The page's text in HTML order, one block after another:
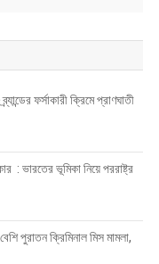
ফর্সাকারী ক্রিমে প্রাণঘাতী
: ভারতের ভূমিকা নিয়ে পররাষ্ট্র
পুরাতন ক্রিমিনাল মিস মামলা,